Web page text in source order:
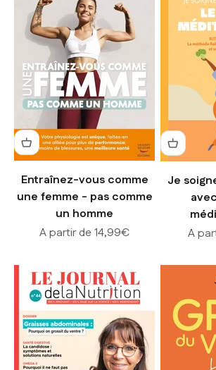
Entraînez-vous comme
une femme - pas comme
un homme
Prix de vente
A partir de 14,99€
Je
Prix
A